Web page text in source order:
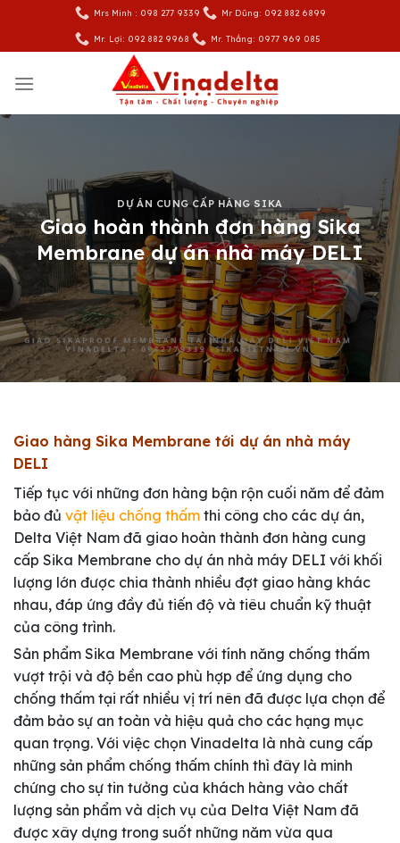
content
Mrs Minh : 098 277 9339 Mr Dũng: 092 882 6899
Mr. Lợi: 092 882 9968 Mr. Thắng: 0977 969 085
DỰ ÁN CUNG CẤP HÀNG SIKA
Giao hoàn thành đơn hàng Sika
Membrane dự án nhà máy DELI
Giao hàng Sika Membrane tới dự án nhà máy
DELI
Tiếp tục với những đơn hàng bận rộn cuối năm để đảm
bảo đủ vật liệu chống thấm thi công cho các dự án,
Delta Việt Nam đã giao hoàn thành đơn hàng cung
cấp Sika Membrane cho dự án nhà máy DELI với khối
lượng lớn được chia thành nhiều đợt giao hàng khác
nhau, đáp ứng đầy đủ tiến độ và tiêu chuẩn kỹ thuật
của công trình.
Sản phẩm Sika Membrane với tính năng chống thấm
vượt trội và độ bền cao phù hợp để ứng dụng cho
chống thấm tại rất nhiều vị trí nên đã được lựa chọn để
đảm bảo sự an toàn và hiệu quả cho các hạng mục
quan trọng. Với việc chọn Vinadelta là nhà cung cấp
những sản phẩm chống thấm chính thì đây là minh
chứng cho sự tin tưởng của khách hàng vào chất
lượng sản phẩm và dịch vụ của Delta Việt Nam đã
được xây dựng trong suốt những năm vừa qua